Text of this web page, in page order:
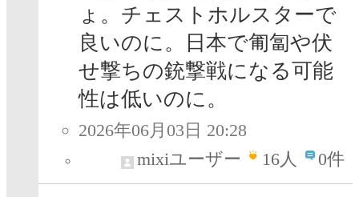
ょ。チェストホルスターで
良いのに。日本で匍匐や伏
せ撃ちの銃撃戦になる可能
性は低いのに。
2026年06月03日 20:28
mixiユーザー
16人 0件